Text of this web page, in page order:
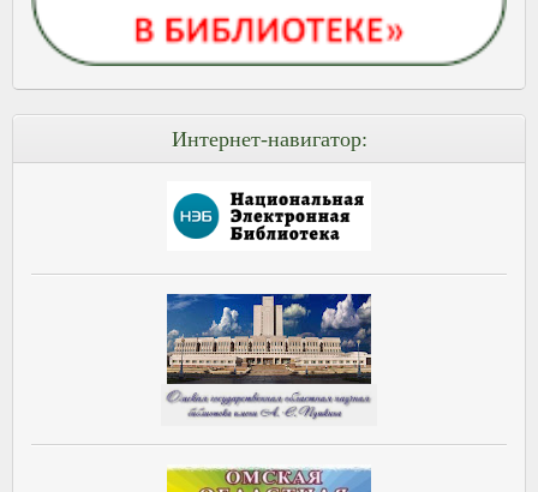
Интернет-навигатор: